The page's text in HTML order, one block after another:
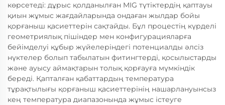
көрсетеді: дұрыс қолданылған MIG түтіктердің қаптауы
қиын жұмыс жағдайларында ондаған жылдар бойы
қорғаныш қасиеттерін сақтайды. Бұл процестің күрделі
геометриялық пішіндер мен конфигурацияларға
бейімделуі құбыр жүйелеріндегі потенциалды әлсіз
нүктелер болып табылатын фитингтерді, қосылыстарды
және ауысу аймақтарын толық қорғауға мүмкіндік
береді. Қапталған қабаттардың температура
тұрақтылығы қорғаныш қасиеттерінің нашарлануынсыз
кең температура диапазонында жұмыс істеуге